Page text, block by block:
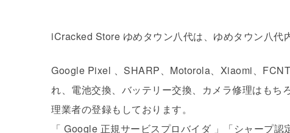
iCracked Store ゆめタウン八代は、ゆめタウン八代
Google Pixel 、SHARP、Motorola、Xiaomi、
れ、電池交換、バッテリー交換、カメラ修理はも
理業者の登録もしております。
「 Google 正規サービスプロバイダ 」「シャープ